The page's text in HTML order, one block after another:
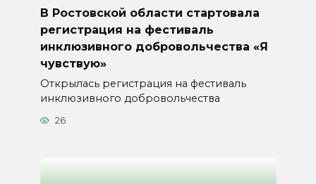
В Ростовской области стартовала
регистрация на фестиваль
инклюзивного добровольчества «Я
чувствую»
Открылась регистрация на фестиваль
инклюзивного добровольчества
26